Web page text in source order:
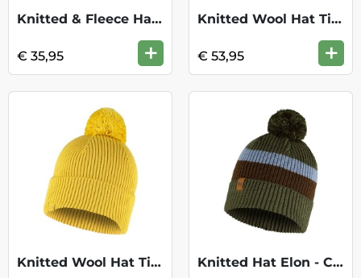
Knitted & Fleece Hat Janna - Night Blue
€ 35,95 +
Knitted Wool Hat Tim - Grey
€ 53,95 +
Knitted Wool Hat Tim - Honey Knitted Hat Elon - Camouflage